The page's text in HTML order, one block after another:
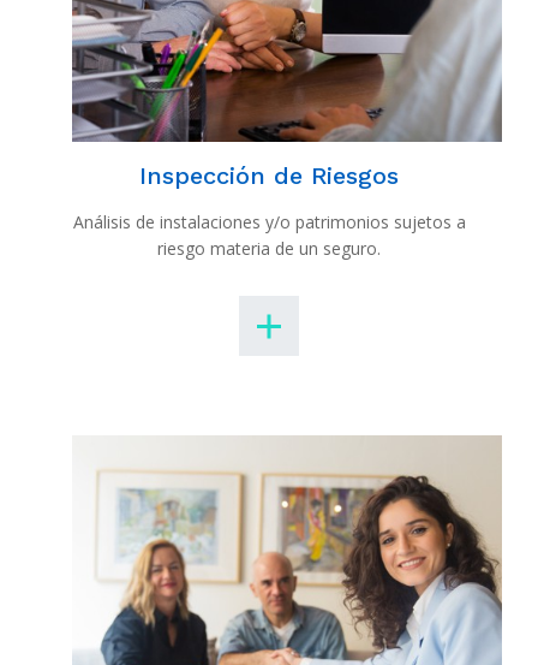
Inspección de Riesgos
Análisis de instalaciones y/o patrimonios sujetos a
riesgo materia de un seguro.